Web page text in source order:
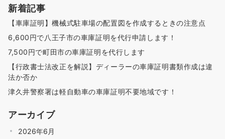
新着記事
【車庫証明】機械式駐車場の配置図を作成するときの注意点
6,600円で八王子市の車庫証明を代行申請します！
7,500円で町田市の車庫証明を代行します
【行政書士法改正を解説】ディーラーの車庫証明書類作成は違
法か否か
津久井警察署は軽自動車の車庫証明不要地域です！
アーカイブ
2026年6月